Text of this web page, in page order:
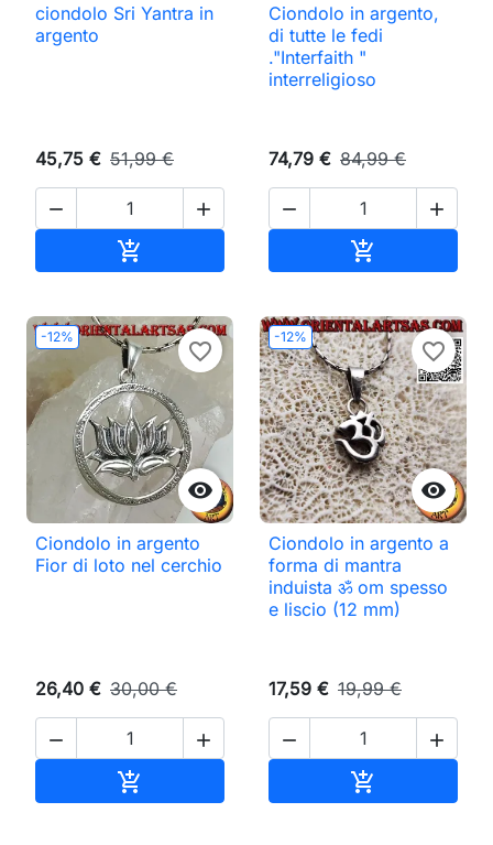
ciondolo Sri Yantra in
argento
45,75 € 51,99 €
 

Ciondolo in argento,
di tutte le fedi
."Interfaith "
interreligioso
74,79 € 84,99 €
 

-12%

favorite_border
Ciondolo in argento
Fior di loto nel cerchio
26,40 € 30,00 €
 

-12%

favorite_border
Ciondolo in argento a
forma di mantra
induista ॐ om spesso
e liscio (12 mm)
17,59 € 19,99 €
 
